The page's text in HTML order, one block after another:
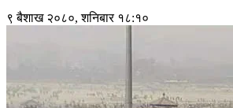
९ बैशाख २०८०, शनिबार १८:१०